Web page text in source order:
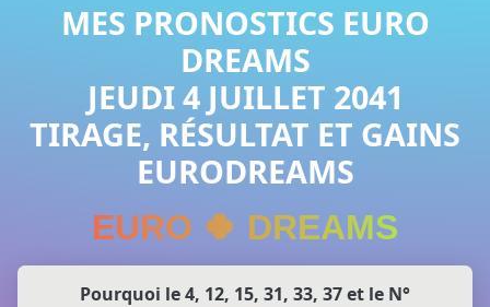
MES PRONOSTICS EURO
DREAMS
JEUDI 4 JUILLET 2041
TIRAGE, RÉSULTAT ET GAINS
EURODREAMS
EURO 🍀 DREAMS
Pourquoi le 4, 12, 15, 31, 33, 37 et le N°